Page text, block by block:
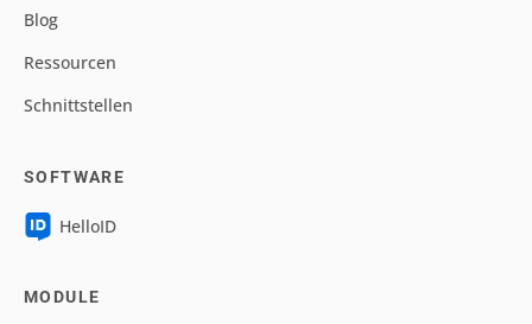
Blog
Ressourcen
Schnittstellen
SOFTWARE
HelloID
MODULE